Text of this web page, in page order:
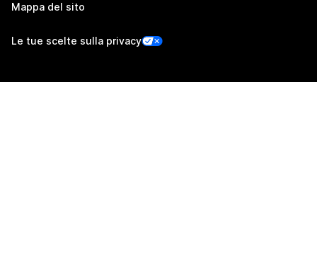
Mappa del sito
Le tue scelte sulla privacy